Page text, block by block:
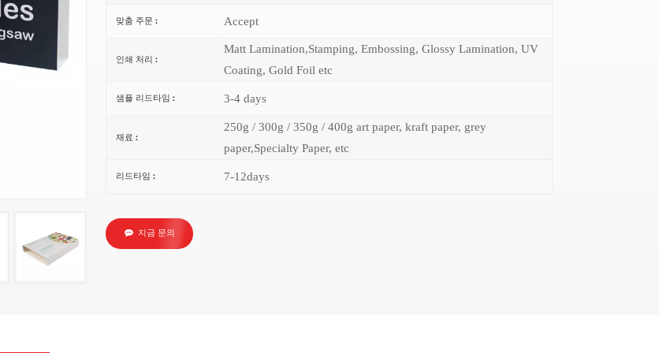
맞춤 주문 : Accept
인쇄 처리 :
Matt Lamination,Stamping, Embossing, Glossy Lamination, UV
Coating, Gold Foil etc
샘플 리드타임 : 3-4 days
재료 :
250g / 300g / 350g / 400g art paper, kraft paper, grey
paper,Specialty Paper, etc
리드타임 : 7-12days
지금 문의